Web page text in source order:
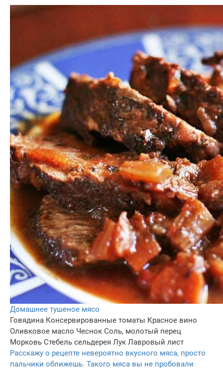
Домашнее тушеное мясо
Говядина Консервированные томаты Красное вино
Оливковое масло Чеснок Соль, молотый перец
Морковь Стебель сельдерея Лук Лавровый лист
Расскажу о рецепте невероятно вкусного мяса, просто
пальчики оближешь. Такого мяса вы не пробовали